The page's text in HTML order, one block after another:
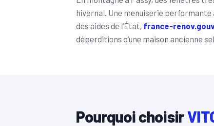
hivernal. Une menuiserie performante
des aides de l’État, france-
déperditions d’une maison ancienne
Pourquoi choisir